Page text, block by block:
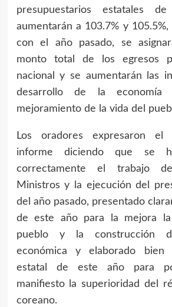
presupuestarios estatales
aumentarán a 103.7% y
con el año pasado, se
monto total de los egresos
nacional y se aumentarán las
desarrollo de la economía
mejoramiento de la vida del
Los oradores expresaron el
informe diciendo que se
correctamente el trabajo
Ministros y la ejecución del
del año pasado, presentado
de este año para la mejora
pueblo y la construcción
económica y elaborado bien
estatal de este año para
manifiesto la superioridad del
coreano.